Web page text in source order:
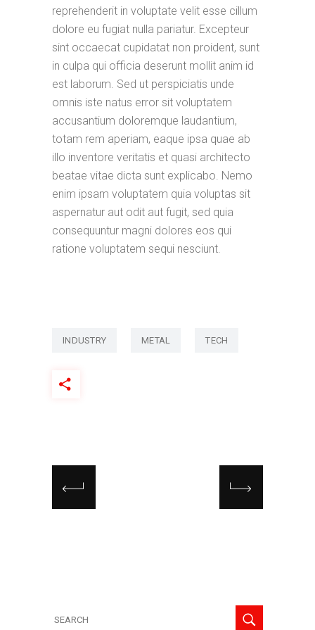
reprehenderit in voluptate velit esse cillum
dolore eu fugiat nulla pariatur. Excepteur
sint occaecat cupidatat non proident, sunt
in culpa qui officia deserunt mollit anim id
est laborum. Sed ut perspiciatis unde
omnis iste natus error sit voluptatem
accusantium doloremque laudantium,
totam rem aperiam, eaque ipsa quae ab
illo inventore veritatis et quasi architecto
beatae vitae dicta sunt explicabo. Nemo
enim ipsam voluptatem quia voluptas sit
aspernatur aut odit aut fugit, sed quia
consequuntur magni dolores eos qui
ratione voluptatem sequi nesciunt.
INDUSTRY METAL TECH